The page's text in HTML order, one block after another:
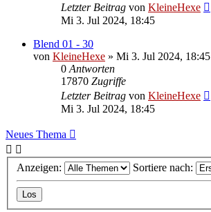
Letzter Beitrag von KleineHexe
Mi 3. Jul 2024, 18:45
Blend 01 - 30
von KleineHexe » Mi 3. Jul 2024, 18:45
0 Antworten
17870 Zugriffe
Letzter Beitrag von KleineHexe
Mi 3. Jul 2024, 18:45
Neues Thema
Anzeigen: Sortiere nach: